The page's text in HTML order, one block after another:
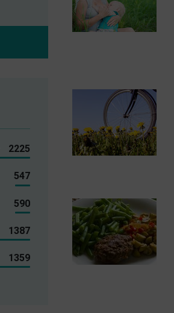
2225
547
590
1387
1359